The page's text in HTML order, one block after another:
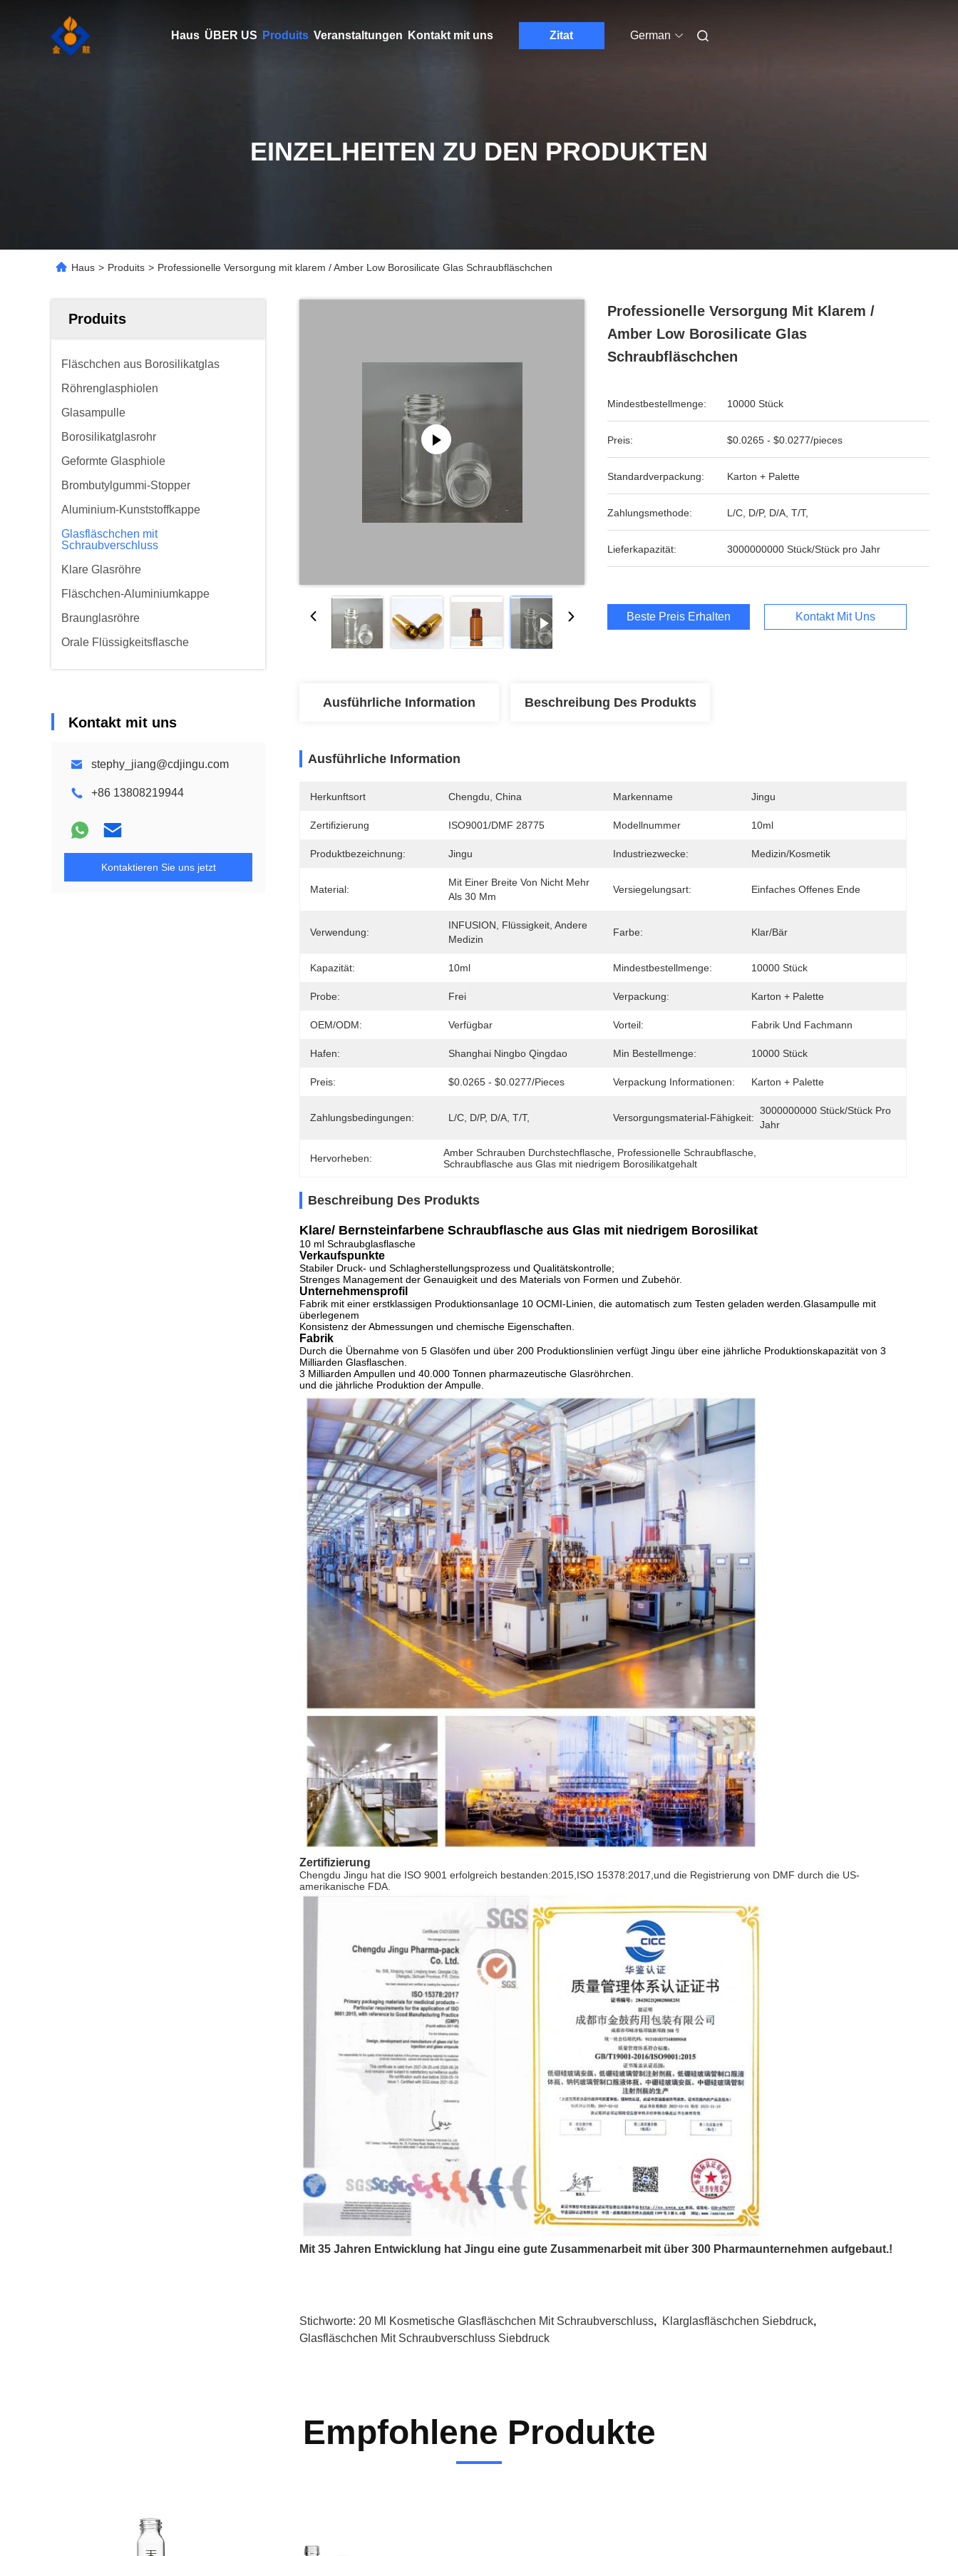
Haus ÜBER US Produits Veranstaltungen Kontakt mit uns Zitat German
EINZELHEITEN ZU DEN PRODUKTEN
Haus > Produits > Professionelle Versorgung mit klarem / Amber Low Borosilicate Glas Schraubfläschchen
Produits
Fläschchen aus Borosilikatglas
Röhrenglasphiolen
Glasampulle
Borosilikatglasrohr
Geformte Glasphiole
Brombutylgummi-Stopper
Aluminium-Kunststoffkappe
Glasfläschchen mit
Schraubverschluss
Klare Glasröhre
Fläschchen-Aluminiumkappe
Braunglasröhre
Orale Flüssigkeitsflasche
Kontakt mit uns
stephy_jiang@cdjingu.com
+86 13808219944
Kontaktieren Sie uns jetzt
Professionelle Versorgung Mit Klarem /
Amber Low Borosilicate Glas
Schraubfläschchen
Mindestbestellmenge: 10000 Stück
Preis: $0.0265 - $0.0277/pieces
Standardverpackung: Karton + Palette
Zahlungsmethode: L/C, D/P, D/A, T/T,
Lieferkapazität: 3000000000 Stück/Stück pro Jahr
Beste Preis Erhalten Kontakt Mit Uns
Ausführliche Information Beschreibung Des Produkts
Ausführliche Information
Herkunftsort Chengdu, China Markenname Jingu
Zertifizierung ISO9001/DMF 28775 Modellnummer 10ml
Produktbezeichnung: Jingu Industriezwecke: Medizin/Kosmetik
Material:
Mit Einer Breite Von Nicht Mehr
Als 30 Mm
Versiegelungsart: Einfaches Offenes Ende
Verwendung:
INFUSION, Flüssigkeit, Andere
Medizin
Farbe: Klar/Bär
Kapazität: 10ml Mindestbestellmenge: 10000 Stück
Probe: Frei Verpackung: Karton + Palette
OEM/ODM: Verfügbar Vorteil: Fabrik Und Fachmann
Hafen: Shanghai Ningbo Qingdao Min Bestellmenge: 10000 Stück
Preis: $0.0265 - $0.0277/pieces Verpackung Informationen: Karton + Palette
Zahlungsbedingungen: L/C, D/P, D/A, T/T, Versorgungsmaterial-Fähigkeit:
3000000000 Stück/Stück Pro
Jahr
Hervorheben: Amber Schrauben Durchstechflasche Professionelle Schraubflasche
Schraubflasche aus Glas mit niedrigem Borosilikatgehalt
Beschreibung Des Produkts
Klare/ Bernsteinfarbene Schraubflasche aus Glas mit niedrigem Borosilikat
10 ml Schraubglasflasche
Verkaufspunkte
Stabiler Druck- und Schlagherstellungsprozess und Qualitätskontrolle;
Strenges Management der Genauigkeit und des Materials von Formen und Zubehör.
Unternehmensprofil
Fabrik mit einer erstklassigen Produktionsanlage 10 OCMI-Linien, die automatisch zum Testen geladen werden.Glasampulle mit
überlegenem
Konsistenz der Abmessungen und chemische Eigenschaften.
Fabrik
Durch die Übernahme von 5 Glasöfen und über 200 Produktionslinien verfügt Jingu über eine jährliche Produktionskapazität von 3
Milliarden Glasflaschen.
3 Milliarden Ampullen und 40.000 Tonnen pharmazeutische Glasröhrchen.
und die jährliche Produktion der Ampulle.
Zertifizierung
Chengdu Jingu hat die ISO 9001 erfolgreich bestanden:2015,ISO 15378:2017,und die Registrierung von DMF durch die US-
amerikanische FDA.
Mit 35 Jahren Entwicklung hat Jingu eine gute Zusammenarbeit mit über 300 Pharmaunternehmen aufgebaut.!
Stichworte: 20 Ml Kosmetische Glasfläschchen Mit Schraubverschluss, Klarglasfläschchen Siebdruck,
Glasfläschchen Mit Schraubverschluss Siebdruck
Empfohlene Produkte